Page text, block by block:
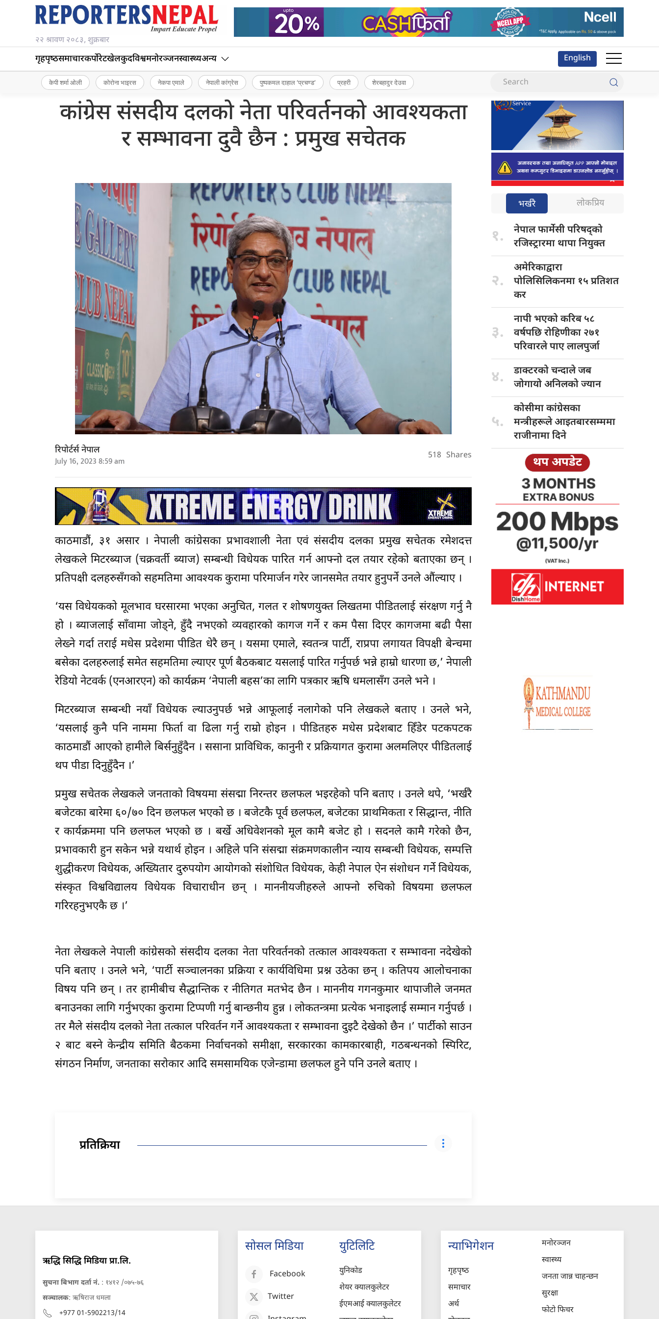
२२ श्रावण २०८३, शुक्रबार
गृहपृष्‍ठसमाचारकर्पोरेटखेलकुदविश्वमनोरञ्जनस्वास्थ्यअन्य English
केपी शर्मा ओली कोरोना भाइरस नेकपा एमाले नेपाली कांग्रेस पुष्पकमल दाहाल ‘प्रचण्ड’ प्रहरी शेरबहादुर देउवा
कांग्रेस संसदीय दलको नेता परिवर्तनको आवश्यकता
र सम्भावना दुवै छैन : प्रमुख सचेतक
रिपोर्टर्स नेपाल
July 16, 2023 8:59 am 518 Shares
काठमाडौं, ३१ असार । नेपाली कांग्रेसका प्रभावशाली नेता एवं संसदीय दलका प्रमुख सचेतक रमेशदत्त
लेखकले मिटरब्याज (चक्रवर्ती ब्याज) सम्बन्धी विधेयक पारित गर्न आफ्नो दल तयार रहेको बताएका छन् ।
प्रतिपक्षी दलहरुसँगको सहमतिमा आवश्यक कुरामा परिमार्जन गरेर जानसमेत तयार हुनुपर्ने उनले औंल्याए ।
‘यस विधेयकको मूलभाव घरसारमा भएका अनुचित, गलत र शोषणयुक्त लिखतमा पीडितलाई संरक्षण गर्नु नै
हो । ब्याजलाई साँवामा जोड्ने, हुँदै नभएको व्यवहारको कागज गर्ने र कम पैसा दिएर कागजमा बढी पैसा
लेख्ने गर्दा तराई मधेस प्रदेशमा पीडित धेरै छन् । यसमा एमाले, स्वतन्त्र पार्टी, राप्रपा लगायत विपक्षी बेन्चमा
बसेका दलहरुलाई समेत सहमतिमा ल्याएर पूर्ण बैठकबाट यसलाई पारित गर्नुपर्छ भन्ने हाम्रो धारणा छ,’ नेपाली
रेडियो नेटवर्क (एनआरएन) को कार्यक्रम ‘नेपाली बहस’का लागि पत्रकार ऋषि धमलासँग उनले भने ।
मिटरब्याज सम्बन्धी नयाँ विधेयक ल्याउनुपर्छ भन्ने आफूलाई नलागेको पनि लेखकले बताए । उनले भने,
‘यसलाई कुनै पनि नाममा फिर्ता वा ढिला गर्नु राम्रो होइन । पीडितहरु मधेस प्रदेशबाट हिँडेर पटकपटक
काठमाडौं आएको हामीले बिर्सनुहुँदैन । ससाना प्राविधिक, कानुनी र प्रक्रियागत कुरामा अलमलिएर पीडितलाई
थप पीडा दिनुहुँदैन ।’
प्रमुख सचेतक लेखकले जनताको विषयमा संसद्मा निरन्तर छलफल भइरहेको पनि बताए । उनले थपे, ‘भर्खरै
बजेटका बारेमा ६०/७० दिन छलफल भएको छ । बजेटकै पूर्व छलफल, बजेटका प्राथमिकता र सिद्धान्त, नीति
र कार्यक्रममा पनि छलफल भएको छ । बर्खे अधिवेशनको मूल कामै बजेट हो । सदनले कामै गरेको छैन,
प्रभावकारी हुन सकेन भन्ने यथार्थ होइन । अहिले पनि संसद्मा संक्रमणकालीन न्याय सम्बन्धी विधेयक, सम्पत्ति
शुद्धीकरण विधेयक, अख्यितार दुरुपयोग आयोगको संशोधित विधेयक, केही नेपाल ऐन संशोधन गर्ने विधेयक,
संस्कृत विश्वविद्यालय विधेयक विचाराधीन छन् । माननीयजीहरुले आफ्नो रुचिको विषयमा छलफल
गरिरहनुभएकै छ ।’
नेता लेखकले नेपाली कांग्रेसको संसदीय दलका नेता परिवर्तनको तत्काल आवश्यकता र सम्भावना नदेखेको
पनि बताए । उनले भने, ‘पार्टी सञ्चालनका प्रक्रिया र कार्यविधिमा प्रश्न उठेका छन् । कतिपय आलोचनाका
विषय पनि छन् । तर हामीबीच सैद्धान्तिक र नीतिगत मतभेद छैन । माननीय गगनकुमार थापाजीले जनमत
बनाउनका लागि गर्नुभएका कुरामा टिप्पणी गर्नु बान्छनीय हुन्न । लोकतन्त्रमा प्रत्येक भनाइलाई सम्मान गर्नुपर्छ ।
तर मैले संसदीय दलको नेता तत्काल परिवर्तन गर्ने आवश्यकता र सम्भावना दुइटै देखेको छैन ।’ पार्टीको साउन
२ बाट बस्ने केन्द्रीय समिति बैठकमा निर्वाचनको समीक्षा, सरकारका कामकारबाही, गठबन्धनको स्पिरिट,
संगठन निर्माण, जनताका सरोकार आदि समसामयिक एजेन्डामा छलफल हुने पनि उनले बताए ।
प्रतिक्रिया
भर्खरै लोकप्रिय
१. नेपाल फार्मेसीपरिषद्को
रजिस्ट्रारमा थापा नियुक्त
२.
अमेरिकाद्वारा
पोलिसिलिकनमा १५ प्रतिशत
कर
३.
नापी भएकोकरिब ५८
वर्षपछि रोहिणीका २७१
परिवारले पाए लालपुर्जा
४. डाक्टरको चन्दालेजब
जोगायो अनिलको ज्यान
५.
कोसीमा कांग्रेसका
मन्त्रीहरूले आइतबारसम्ममा
राजीनामा दिने
थप अपडेट
ऋद्धि सिद्धि मिडिया प्रा.लि.
सुचना बिभाग दर्ता नं. : १४१२ /०७५-७६
सञ्चालक: ऋषिराज धमला
+977 01-5902213/14
सोसल मिडिया
Facebook
Twitter
युटिलिटि
युनिकोड
शेयर क्यालकुलेटर
ईएमआई क्यालकुलेटर
न्याभिगेशन
गृहपृष्‍ठ
समाचार
अर्थ
मनोरञ्जन
स्वास्थ्य
जनता जान्न चाहन्छन
सुरक्षा
फोटो फिचर